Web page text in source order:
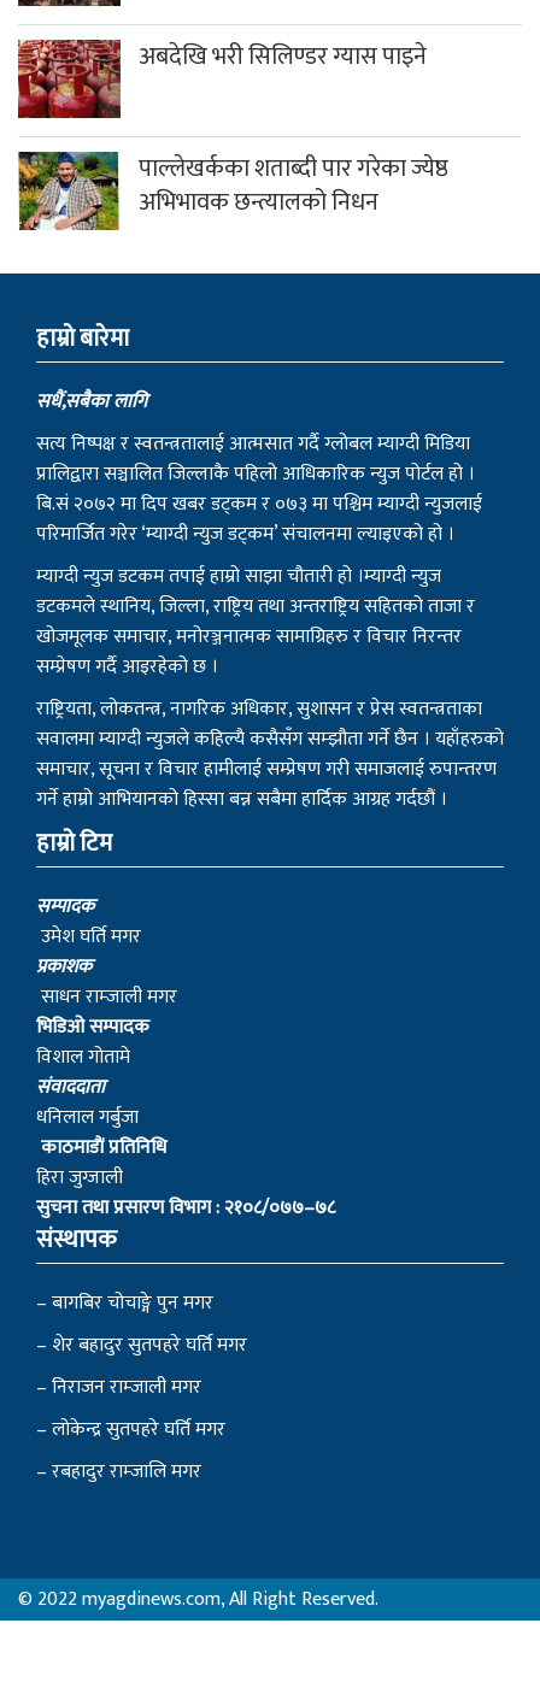
अबदेखि भरी सिलिण्डर ग्यास पाइने
पाल्लेखर्कका शताब्दी पार गरेका ज्येष्ठ
अभिभावक छन्त्यालको निधन
हाम्राे बारेमा
सधैं,सबैका लागि
सत्य निष्पक्ष र स्वतन्त्रतालाई आत्मसात गर्दै ग्लोबल म्याग्दी मिडिया
प्रालिद्वारा सञ्चालित जिल्लाकै पहिलो आधिकारिक न्युज पोर्टल हो ।
बि.सं २०७२ मा दिप खबर डट्कम र ०७३ मा पश्चिम म्याग्दी न्युजलाई
परिमार्जित गरेर ‘म्याग्दी न्युज डट्कम’ संचालनमा ल्याइएको हो ।
म्याग्दी न्युज डटकम तपाई हाम्रो साझा चौतारी हो ।म्याग्दी न्युज
डटकमले स्थानिय, जिल्ला, राष्ट्रिय तथा अन्तराष्ट्रिय सहितको ताजा र
खोजमूलक समाचार, मनोरञ्जनात्मक सामाग्रिहरु र विचार निरन्तर
सम्प्रेषण गर्दै आइरहेको छ ।
राष्ट्रियता, लोकतन्त्र, नागरिक अधिकार, सुशासन र प्रेस स्वतन्त्रताका
सवालमा म्याग्दी न्युजले कहिल्यै कसैसँग सम्झौता गर्ने छैन । यहाँहरुको
समाचार, सूचना र विचार हामीलाई सम्प्रेषण गरी समाजलाई रुपान्तरण
गर्ने हाम्रो आभियानको हिस्सा बन्न सबैमा हार्दिक आग्रह गर्दछौं ।
हाम्रो टिम
सम्पादक
उमेश घर्ति मगर
प्रकाशक
साधन राम्जाली मगर
भिडिओ सम्पादक
विशाल गोतामे
स‌ंवाददाता
धनिलाल गर्बुजा
काठमाडाैं प्रतिनिधि
हिरा जुग्जाली
सुचना तथा प्रसारण विभाग : २१०८/०७७–७८
संस्थापक
– बागबिर चोचाङ्गे पुन मगर
– शेर बहादुर सुतपहरे घर्ति मगर
– निराजन राम्जाली मगर
– लोकेन्द्र सुतपहरे घर्ति मगर
– रबहादुर राम्जालि मगर
© 2022 myagdinews.com, All Right Reserved.